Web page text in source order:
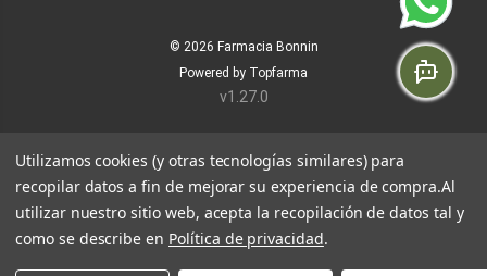
© 2026 Farmacia Bonnin
Powered by Topfarma
v1.27.0
Utilizamos cookies (y otras tecnologías similares) para
recopilar datos a fin de mejorar su experiencia de compra.Al
utilizar nuestro sitio web, acepta la recopilación de datos tal y
como se describe en Política de privacidad.